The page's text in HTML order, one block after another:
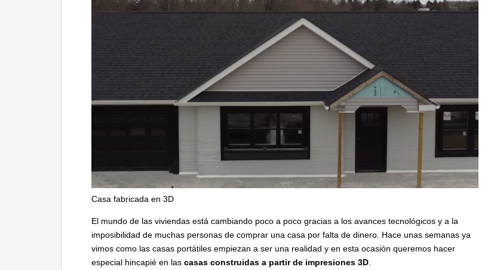
Casa fabricada en 3D
El mundo de las viviendas está cambiando poco a poco gracias a los avances tecnológicos y a la
imposibilidad de muchas personas de comprar una casa por falta de dinero. Hace unas semanas ya
vimos como las casas portátiles empiezan a ser una realidad y en esta ocasión queremos hacer
especial hincapié en las casas construidas a partir de impresiones 3D